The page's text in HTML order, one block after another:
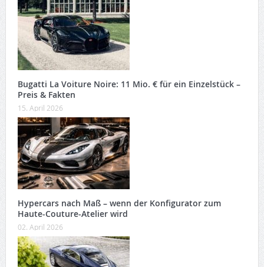
Bugatti La Voiture Noire: 11 Mio. € für ein Einzelstück –
Preis & Fakten
15. April 2026
Hypercars nach Maß – wenn der Konfigurator zum
Haute-Couture-Atelier wird
02. April 2026